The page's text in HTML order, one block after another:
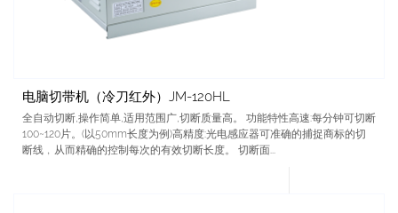
电脑切带机（冷刀红外）JM-120HL
全自动切断,操作简单,适用范围广,切断质量高。 功能特性高速:每分钟可切断
100~120片。(以50mm长度为例)高精度:光电感应器可准确的捕捉商标的切
断线﹐从而精确的控制每次的有效切断长度。 切断面...